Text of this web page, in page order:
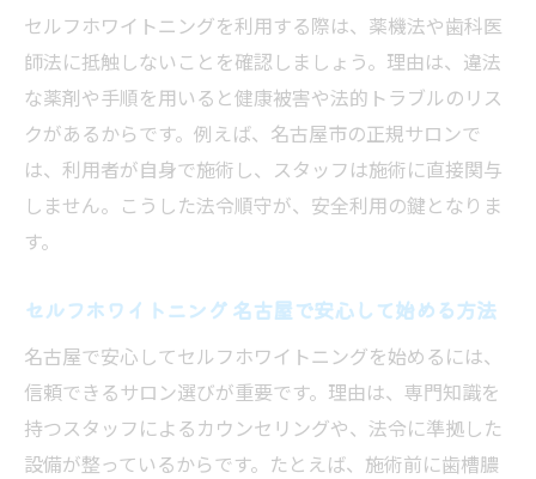
セルフホワイトニングを利用する際は、薬機法や歯科医
師法に抵触しないことを確認しましょう。理由は、違法
な薬剤や手順を用いると健康被害や法的トラブルのリス
クがあるからです。例えば、名古屋市の正規サロンで
は、利用者が自身で施術し、スタッフは施術に直接関与
しません。こうした法令順守が、安全利用の鍵となりま
す。
セルフホワイトニング 名古屋で安心して始める方法
名古屋で安心してセルフホワイトニングを始めるには、
信頼できるサロン選びが重要です。理由は、専門知識を
持つスタッフによるカウンセリングや、法令に準拠した
設備が整っているからです。たとえば、施術前に歯槽膿